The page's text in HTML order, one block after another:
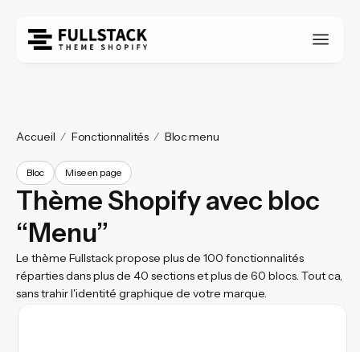
Accueil Fonctionnalités Bloc menu
Bloc Mise en page
Thème Shopify avec bloc
“Menu”
Le thème Fullstack propose plus de 100 fonctionnalités
réparties dans plus de 40 sections et plus de 60 blocs. Tout ca,
sans trahir l'identité graphique de votre marque.